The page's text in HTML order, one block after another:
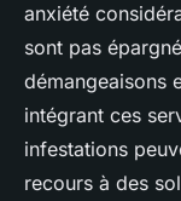
anxiété
sont pas
démangeaisons
intégrant ces
infestations
recours à des